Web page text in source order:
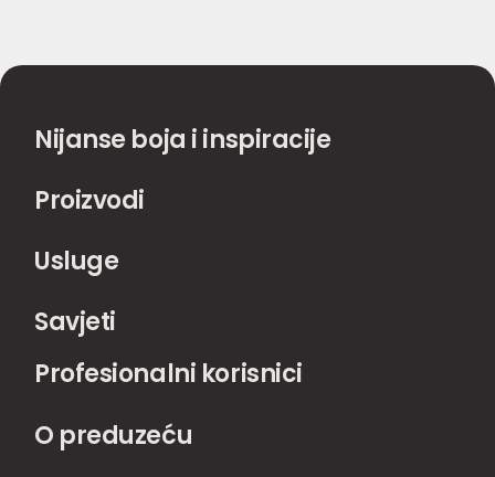
Nijanse boja i inspiracije
Proizvodi
Usluge
Savjeti
Profesionalni korisnici
O preduzeću